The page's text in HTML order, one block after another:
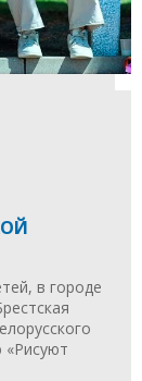
в городе
«Рисуют